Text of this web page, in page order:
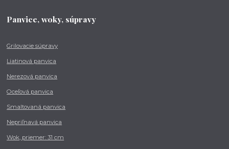
Panvice, woky, súpravy
Grilovacie súpravy
Liatinová panvica
Nerezová panvica
Oceľová panvica
Smaltovaná panvica
Nepriľnavá panvica
Wok, priemer: 31 cm